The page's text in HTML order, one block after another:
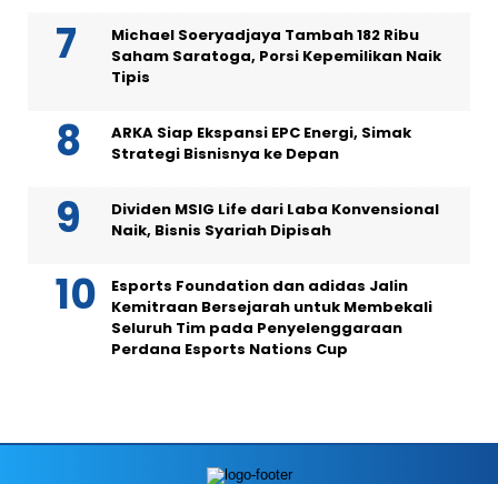
Michael Soeryadjaya Tambah 182 Ribu
Saham Saratoga, Porsi Kepemilikan Naik
Tipis
ARKA Siap Ekspansi EPC Energi, Simak
Strategi Bisnisnya ke Depan
Dividen MSIG Life dari Laba Konvensional
Naik, Bisnis Syariah Dipisah
Esports Foundation dan adidas Jalin
Kemitraan Bersejarah untuk Membekali
Seluruh Tim pada Penyelenggaraan
Perdana Esports Nations Cup